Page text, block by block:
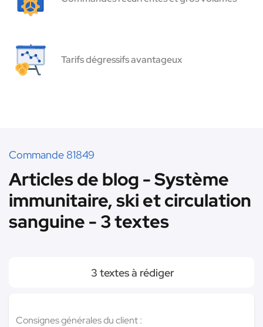
Tarifs dégressifs avantageux
Commande 81849
Articles de blog - Système
immunitaire, ski et circulation
sanguine - 3 textes
3 textes à rédiger
Consignes générales du client :